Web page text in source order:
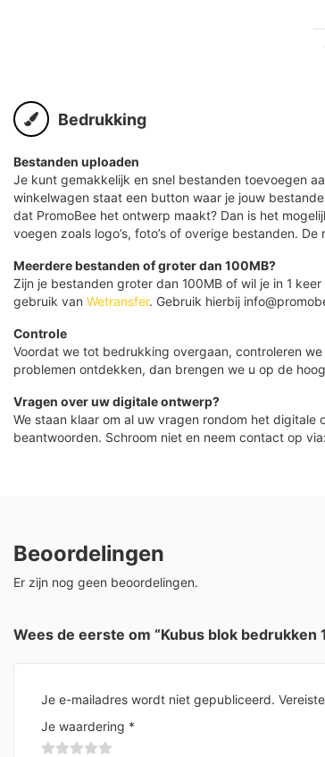
Bedrukking
Bestanden uploaden
Je kunt gemakkelijk en snel bestanden toevoegen
winkelwagen staat een button waar je jouw
dat PromoBee het ontwerp maakt? Dan is het
voegen zoals logo’s, foto’s of overige bestanden.
Meerdere bestanden of groter dan 100MB?
Zijn je bestanden groter dan 100MB of wil je in 1
gebruik van Wetransfer. Gebruik hierbij
Controle
Voordat we tot bedrukking overgaan, controleren
problemen ontdekken, dan brengen we u op de
Vragen over uw digitale ontwerp?
We staan klaar om al uw vragen rondom het digitale
beantwoorden. Schroom niet en neem contact op
Beoordelingen
Er zijn nog geen beoordelingen.
Wees de eerste om “Kubus blok bedrukken
Je e-mailadres wordt niet gepubliceerd.
Je waardering *